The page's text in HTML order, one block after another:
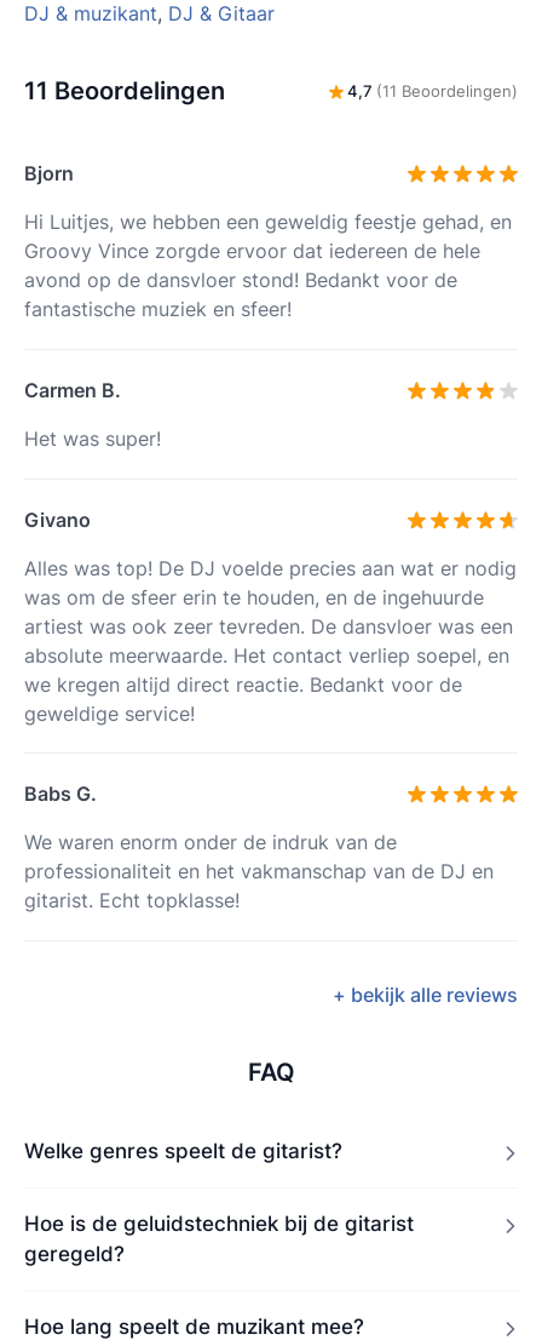
DJ & muzikant, DJ & Gitaar
11 Beoordelingen 4,7 (11 Beoordelingen)
Bjorn
Hi Luitjes, we hebben een geweldig feestje gehad, en
Groovy Vince zorgde ervoor dat iedereen de hele
avond op de dansvloer stond! Bedankt voor de
fantastische muziek en sfeer!
Carmen B.
Het was super!
Givano
Alles was top! De DJ voelde precies aan wat er nodig
was om de sfeer erin te houden, en de ingehuurde
artiest was ook zeer tevreden. De dansvloer was een
absolute meerwaarde. Het contact verliep soepel, en
we kregen altijd direct reactie. Bedankt voor de
geweldige service!
Babs G.
We waren enorm onder de indruk van de
professionaliteit en het vakmanschap van de DJ en
gitarist. Echt topklasse!
+ bekijk alle reviews
FAQ
Welke genres speelt de gitarist?
Hoe is de geluidstechniek bij de gitarist
geregeld?
Hoe lang speelt de muzikant mee?